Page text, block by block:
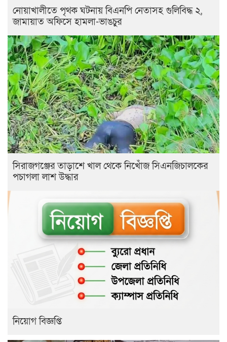
নোয়াখালীতে পৃথক ঘটনায় বিএনপি নেতাসহ গুলিবিদ্ধ ২,
জামায়াত অফিসে হামলা-ভাঙচুর
সিরাজগঞ্জের তাড়াশে খাল থেকে নিখোঁজ সিএনজিচালকের
পচাগলা লাশ উদ্ধার
নিয়োগ বিজ্ঞপ্তি